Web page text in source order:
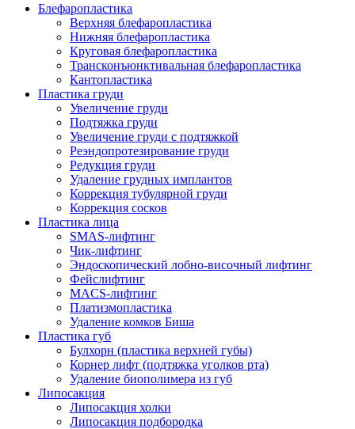
Блефаропластика
Верхняя блефаропластика
Нижняя блефаропластика
Круговая блефаропластика
Трансконъюнктивальная блефаропластика
Кантопластика
Пластика груди
Увеличение груди
Подтяжка груди
Увеличение груди с подтяжкой
Реэндопротезирование груди
Редукция груди
Удаление грудных имплантов
Коррекция тубулярной груди
Коррекция сосков
Пластика лица
SMAS-лифтинг
Чик-лифтинг
Эндоскопический лобно-височный лифтинг
Фейслифтинг
MACS-лифтинг
Платизмопластика
Удаление комков Биша
Пластика губ
Булхорн (пластика верхней губы)
Корнер лифт (подтяжка уголков рта)
Удаление биополимера из губ
Липосакция
Липосакция холки
Липосакция подбородка